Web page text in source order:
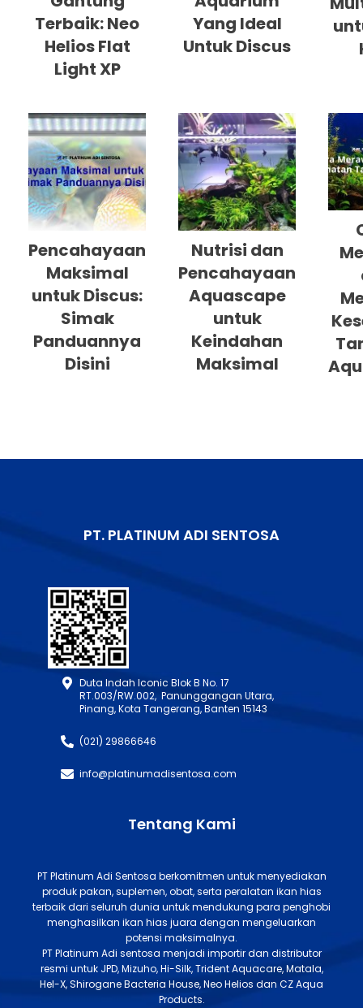
Terbaik: Neo
Helios Flat
Light XP
Yang Ideal
Untuk Discus
Pencahayaan
Maksimal
untuk Discus:
Simak
Panduannya
Disini
Nutrisi dan
Pencahayaan
Aquascape
untuk
Keindahan
Maksimal
PT. PLATINUM ADI SENTOSA
Duta Indah Iconic Blok B No. 17
RT.003/RW.002, Panunggangan Utara,
Pinang, Kota Tangerang, Banten 15143
(021) 29866646
info@platinumadisentosa.com
Tentang Kami
PT Platinum Adi Sentosa berkomitmen untuk menyediakan
produk pakan, suplemen, obat, serta peralatan ikan hias
terbaik dari seluruh dunia untuk mendukung para penghobi
menghasilkan ikan hias juara dengan mengeluarkan
potensi maksimalnya.
PT Platinum Adi sentosa menjadi importir dan distributor
resmi untuk JPD, Mizuho, Hi-Silk, Trident Aquacare, Matala,
Hel-X, Shirogane Bacteria House, Neo Helios dan CZ Aqua
Products.